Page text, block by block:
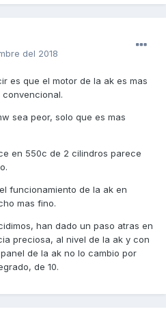
del 2018
es que el motor de la ak es mas
sea peor, solo que es mas
en 550c de 2 cilindros parece
funcionamiento de la ak en
mas fino.
han dado un paso atras en
preciosa, al nivel de la ak y con
de la ak no lo cambio por
de 10.